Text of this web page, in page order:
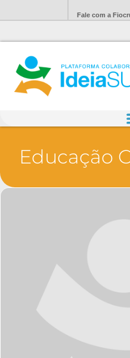
Fale com a
Educação